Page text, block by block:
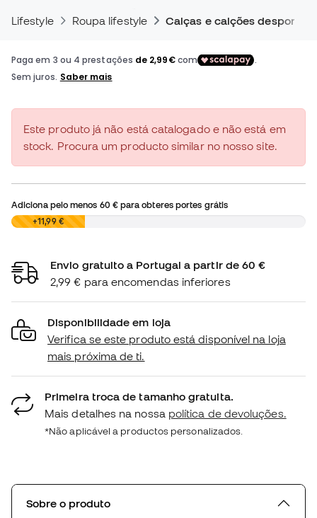
Lifestyle Roupa lifestyle Calças e calções
Este produto já não está catalogado e não está em
stock. Procura um producto similar no nosso site.
Adiciona pelo menos 60 €para obteres portes grátis
0,00 €+11,99 €
Envio gratuito a Portugal a partir de 60 €
2,99 € para encomendas inferiores
Disponibilidade em loja
Verifica se este produto está disponível na loja
mais próxima de ti.
Primeira troca de tamanho gratuita.
Mais detalhes na nossa política de devoluções.
*Não aplicável a productos personalizados.
Sobre o produto